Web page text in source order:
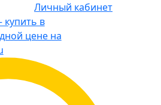
Личный кабинет